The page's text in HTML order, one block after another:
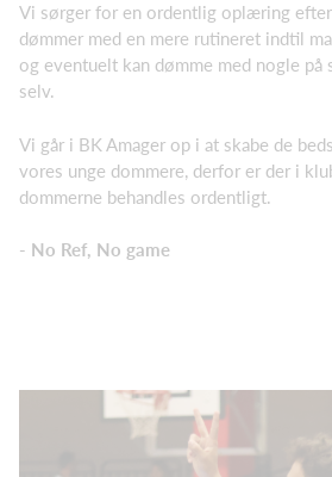
Vi sørger for en ordentlig oplæring
dømmer med en mere rutineret indtil
og eventuelt kan dømme med nogle på
selv.
Vi går i BK Amager op i at skabe de
vores unge dommere, derfor er der i
dommerne behandles ordentligt.
- No Ref, No game